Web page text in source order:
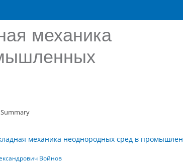
механика
Summary
механика неоднородных сред в
Войнов